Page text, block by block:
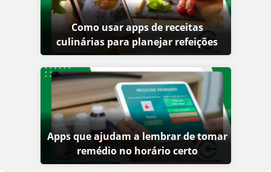
Como usar apps de receitas
culinárias para planejar refeições
Apps que ajudam a lembrar de tomar
remédio no horário certo